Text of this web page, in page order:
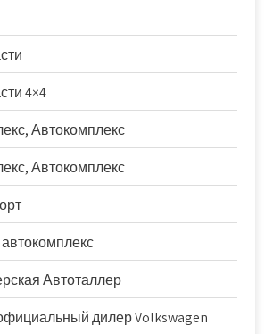
4×4
Автокомплекс
Автокомплекс
Автоталлер
дилер Volkswagen